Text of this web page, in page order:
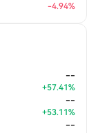
-4.94%
--
+57.41%
--
+53.11%
--